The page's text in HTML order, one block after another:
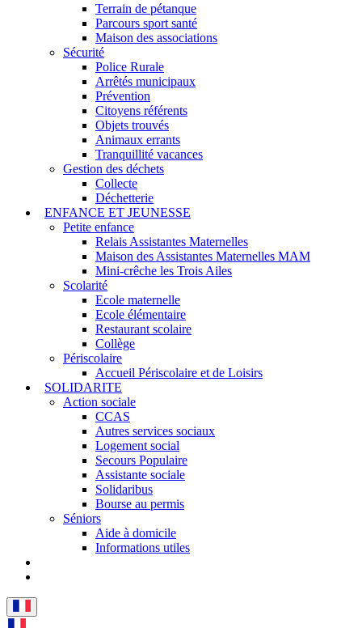
Terrain de pétanque
Parcours sport santé
Maison des associations
Sécurité
Police Rurale
Arrêtés municipaux
Prévention
Citoyens référents
Objets trouvés
Animaux errants
Tranquillité vacances
Gestion des déchets
Collecte
Déchetterie
ENFANCE ET JEUNESSE
Petite enfance
Relais Assistantes Maternelles
Maison des Assistantes Maternelles MAM
Mini-crêche les Trois Ailes
Scolarité
Ecole maternelle
Ecole élémentaire
Restaurant scolaire
Collège
Périscolaire
Accueil Périscolaire et de Loisirs
SOLIDARITE
Action sociale
CCAS
Autres services sociaux
Logement social
Secours Populaire
Assistante sociale
Solidaribus
Bourse au permis
Séniors
Aide à domicile
Informations utiles